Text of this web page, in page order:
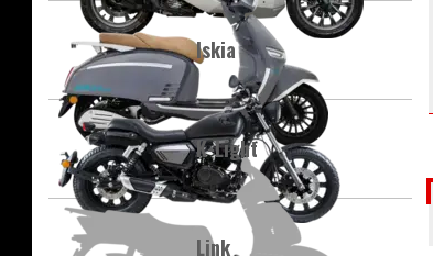
Iskia
K-Light
Link